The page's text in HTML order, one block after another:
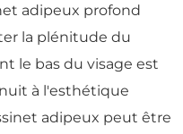
adipeux profond
la plénitude du
le bas du visage est
à l'esthétique
adipeux peut être